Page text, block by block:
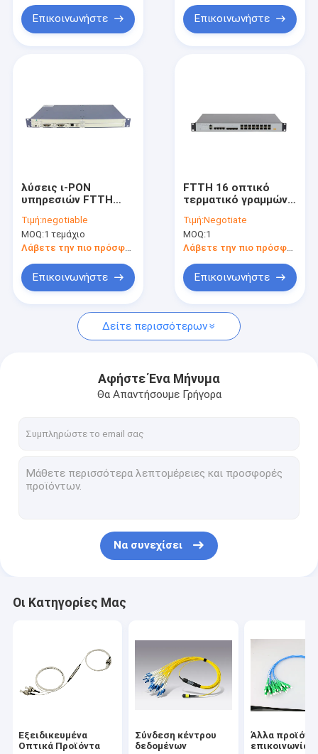
Επικοινωνήστε Επικοινωνήστε
λύσεις ι-PON
υπηρεσιών FTTH
πλήρεις
Τιμή:negotiable
MOQ:1 τεμάχιο
Λάβετε την πιο πρόσφατη τιμή
Επικοινωνήστε
FTTH 16 οπτικό
τερματικό γραμμών
EPON OLT
Τιμή:Negotiate
MOQ:1
Επικοινωνήστε
Δείτε περισσότερων
Αφήστε Ένα Μήνυμα
Θα Απαντήσουμε Γρήγορα
Να συνεχίσει
Οι Κατηγορίες Μας
Εξειδικευμένα
Οπτικά Προϊόντα
Σύνδεση κέντρου
δεδομένων
Άλλα
επικοινωνίας